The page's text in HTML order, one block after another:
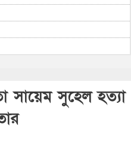
সায়েম সুহেল হত্যা